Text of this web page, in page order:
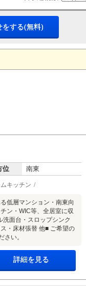
をする(無料)
位 南東
キッチン
低層マンション・南東向
ン・WIC等、全居室に収
面台・スロップシンク
・床材張替 他■ ご希望の
い。
詳細を見る